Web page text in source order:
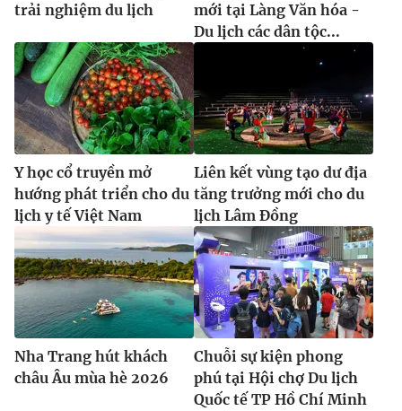
trải nghiệm du lịch
mới tại Làng Văn hóa -
Du lịch các dân tộc...
Y học cổ truyền mở
hướng phát triển cho du
lịch y tế Việt Nam
Liên kết vùng tạo dư địa
tăng trưởng mới cho du
lịch Lâm Đồng
Nha Trang hút khách
châu Âu mùa hè 2026
Chuỗi sự kiện phong
phú tại Hội chợ Du lịch
Quốc tế TP Hồ Chí Minh